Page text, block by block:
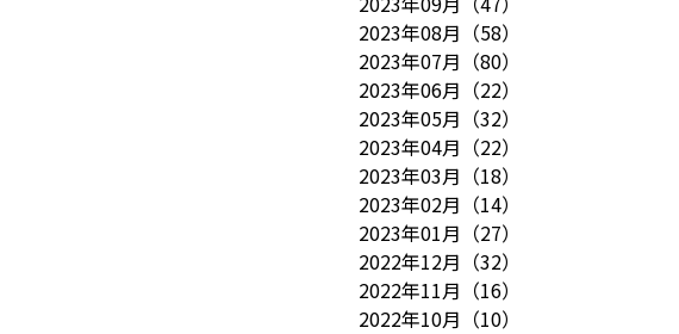
2023年08月 （58）
2023年07月 （80）
2023年06月 （22）
2023年05月 （32）
2023年04月 （22）
2023年03月 （18）
2023年02月 （14）
2023年01月 （27）
2022年12月 （32）
2022年11月 （16）
2022年10月 （10）